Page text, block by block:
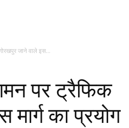
जाने वाले इस...
पर ट्रैफिक
का प्रयोग